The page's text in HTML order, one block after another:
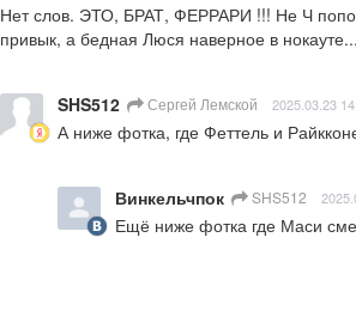
Нет слов. ЭТО, БРАТ, ФЕРРАРИ !!! Не Ч
привык, а бедная Люся наверное в нокауте...
SHS512 Сергей Лемской 2025.03.23
А ниже фотка, где Феттель и
Винкельчпок SHS512
Ещё ниже фотка где Маси